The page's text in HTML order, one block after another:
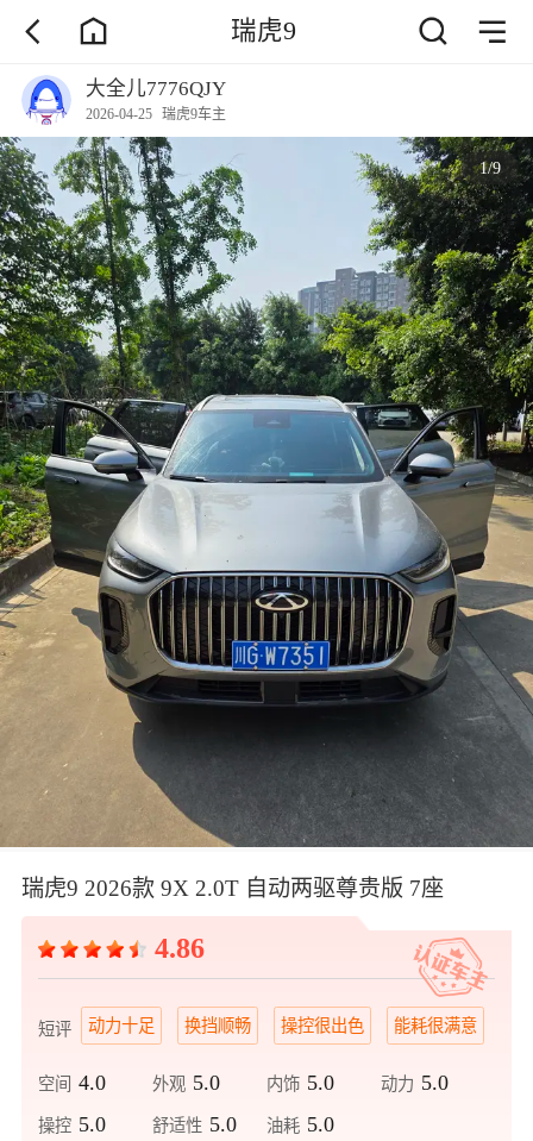
瑞虎9
大全儿7776QJY
2026-04-25 瑞虎9车主
1/9
瑞虎9 2026款 9X 2.0T 自动两驱尊贵版 7座
4.86
短评 动力十足 换挡顺畅 操控很出色 能耗很满意
空间 4.0 外观 5.0 内饰 5.0 动力 5.0
操控 5.0 舒适性 5.0 油耗 5.0